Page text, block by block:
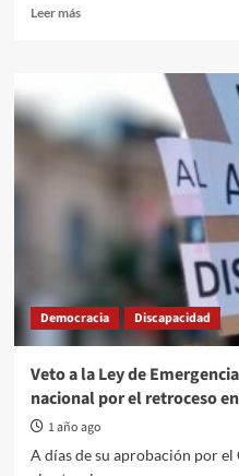
Leer másRead
“No
hay
proyecto
sí
regresiva
apunta
derechos”
Democracia Discapacidad
Veto a la Ley de
nacional por el retroceso
1 año ago
A días de su aprobación por